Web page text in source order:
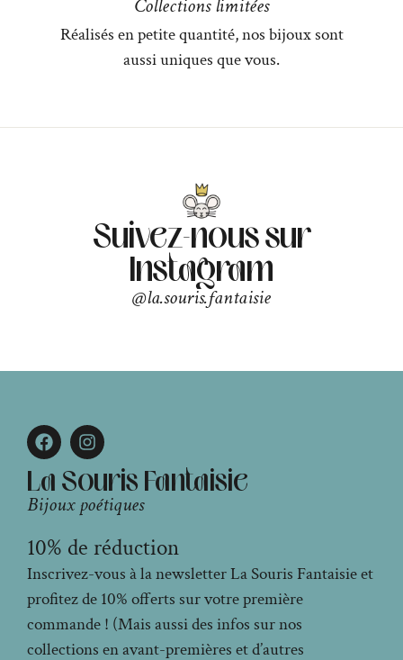
Collections limitées
Réalisés en petite quantité, nos bijoux sont
aussi uniques que vous.
Suivez-nous sur
Instagram
@la.souris.fantaisie
La Souris Fantaisie
Bijoux poétiques
10% de réduction
Inscrivez-vous à la newsletter La Souris Fantaisie et
profitez de 10% offerts sur votre première
commande ! (Mais aussi des infos sur nos
collections en avant-premières et d’autres